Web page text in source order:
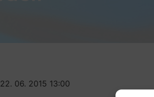
22. 06. 2015 13:00